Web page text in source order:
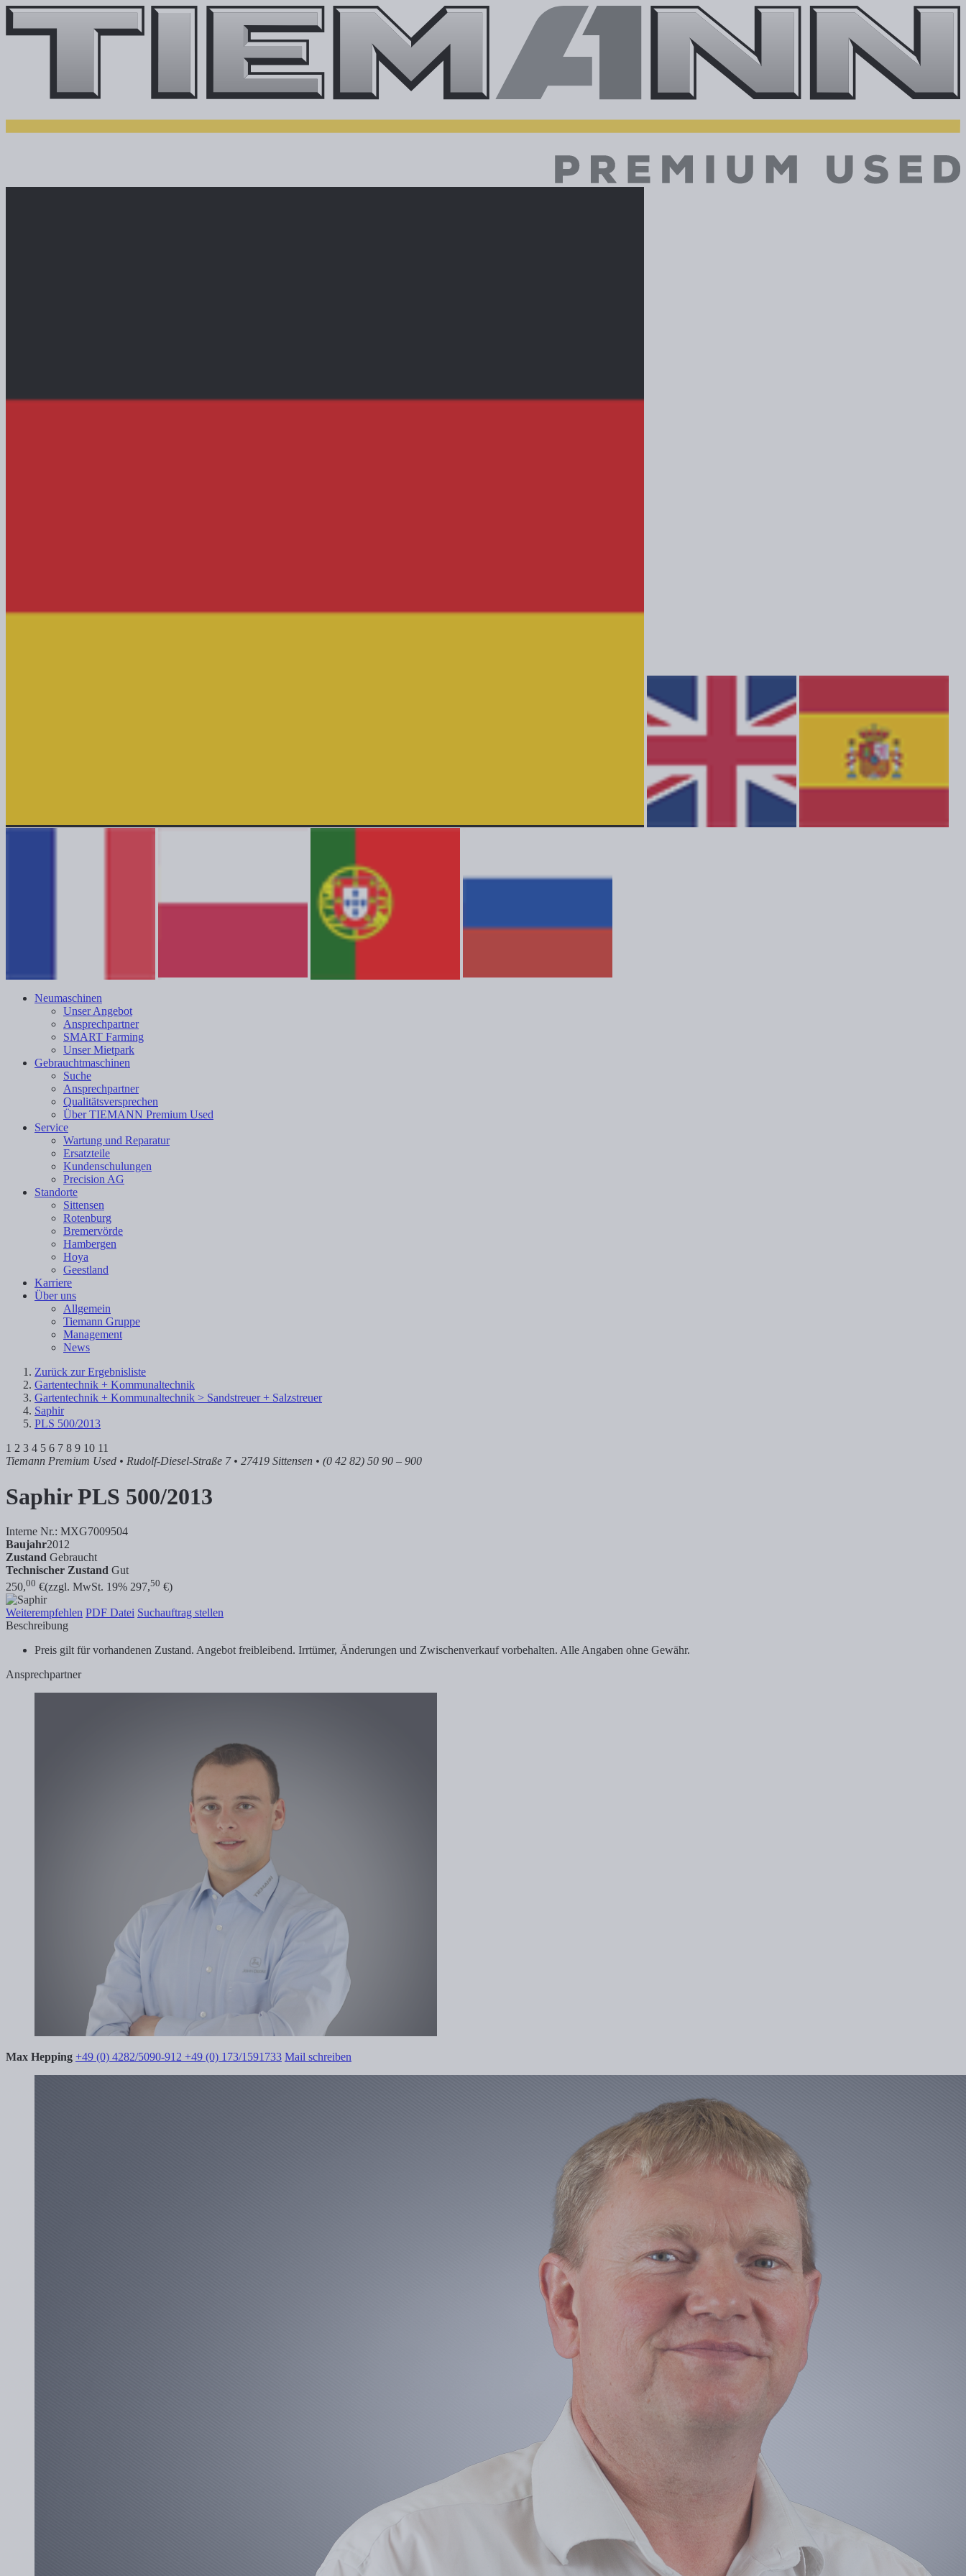
Neumaschinen
Unser Angebot
Ansprechpartner
SMART Farming
Unser Mietpark
Gebrauchtmaschinen
Suche
Ansprechpartner
Qualitätsversprechen
Über TIEMANN Premium Used
Service
Wartung und Reparatur
Ersatzteile
Kundenschulungen
Precision AG
Standorte
Sittensen
Rotenburg
Bremervörde
Hambergen
Hoya
Geestland
Karriere
Über uns
Allgemein
Tiemann Gruppe
Management
News
Zurück zur Ergebnisliste
Gartentechnik + Kommunaltechnik
Gartentechnik + Kommunaltechnik > Sandstreuer + Salzstreuer
Saphir
PLS 500/2013
1 2 3 4 5 6 7 8 9 10 11
Tiemann Premium Used • Rudolf-Diesel-Straße 7 • 27419 Sittensen • (0 42 82) 50 90 – 900
SaphirPLS 500/2013
Interne Nr.: MXG7009504
Baujahr2012
Zustand Gebraucht
Technischer Zustand Gut
250,00 €(zzgl. MwSt. 19% 297,50 €)
Weiterempfehlen PDF Datei Suchauftrag stellen
Beschreibung
Preis gilt für vorhandenen Zustand. Angebot freibleibend. Irrtümer, Änderungen und Zwischenverkauf vorbehalten. Alle Angaben ohne Gewähr.
Ansprechpartner
Max Hepping +49 (0) 4282/5090-912 +49 (0) 173/1591733 Mail schreiben